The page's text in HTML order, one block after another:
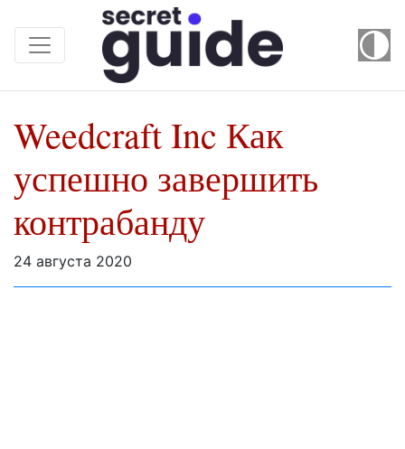
Weedcraft Inc Как
успешно завершить
контрабанду
24 августа 2020